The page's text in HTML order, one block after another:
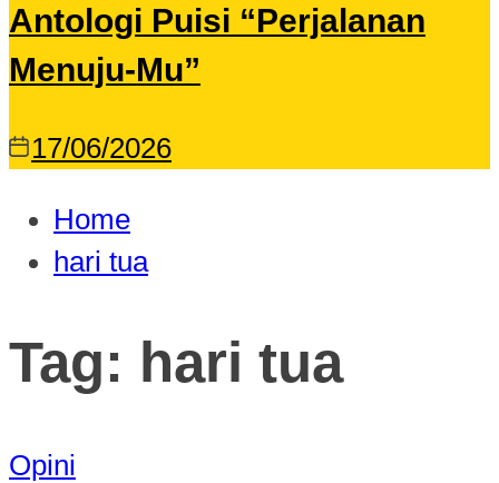
Antologi Puisi “Perjalanan
Menuju-Mu”
17/06/2026
Home
hari tua
Tag: hari tua
Opini